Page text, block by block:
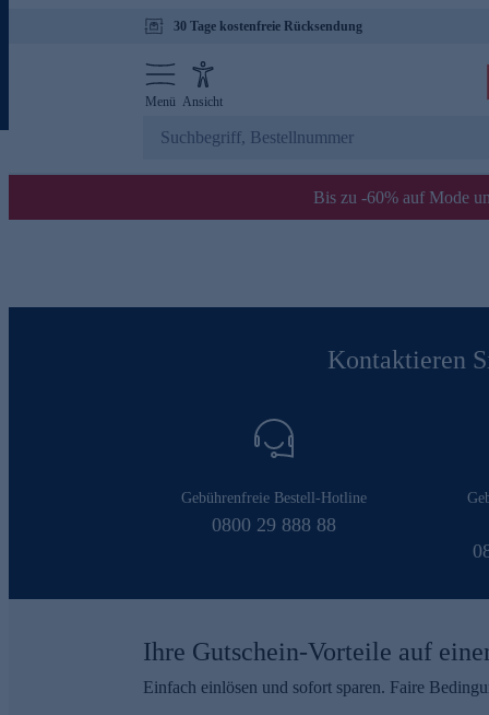
30 Tage kostenfreie Rücksendung
Menü Ansicht
Bis zu -60% auf Mode
Kontaktieren
Gebührenfreie Bestell-Hotline
0800 29 888 88
Ihre Gutschein-Vorteile auf
Einfach einlösen und sofort sparen. Faire